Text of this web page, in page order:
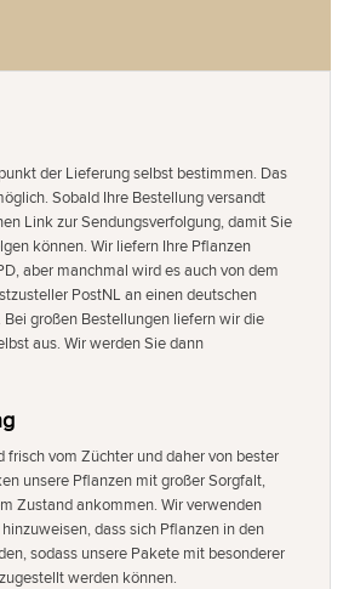
der Lieferung selbst bestimmen. Das
Sobald Ihre Bestellung versandt
Link zur Sendungsverfolgung, damit Sie
können. Wir liefern Ihre Pflanzen
aber manchmal wird es auch von dem
PostNL an einen deutschen
großen Bestellungen liefern wir die
aus. Wir werden Sie dann
frisch vom Züchter und daher von bester
unsere Pflanzen mit großer Sorgfalt,
Zustand ankommen. Wir verwenden
dass sich Pflanzen in den
sodass unsere Pakete mit besonderer
werden können.